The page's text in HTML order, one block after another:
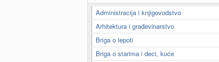
Administracija i knjigovodstvo
Arhitektura i građevinarstvo
Briga o lepoti
Briga o starima i deci, kuće